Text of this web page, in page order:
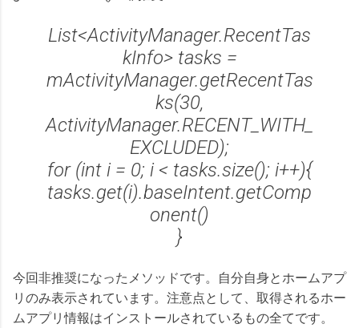
List<ActivityManager.RecentTas
kInfo> tasks =
mActivityManager.getRecentTas
ks(30,
ActivityManager.RECENT_WITH_
EXCLUDED);
for (int i = 0; i < tasks.size(); i++){
tasks.get(i).baseIntent.getComp
onent()
}
今回非推奨になったメソッドです。自分自身とホームアプ
リのみ表示されています。注意点として、取得されるホー
ムアプリ情報はインストールされているもの全てです。